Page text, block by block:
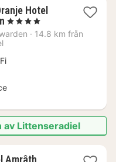
Hotel
1
natt
kr.
, 4 Stjärnor
· 14.8 km från
av Littenseradiel
Amrâth